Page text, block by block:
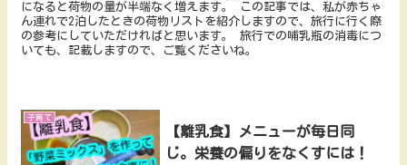
になると荷物の量が半端なく増えます。 この記事では、私が赤ちゃ
ん連れで2泊したときの荷物リストを紹介しますので、旅行に行く際
の参考にしていただければと思います。 旅行での哺乳瓶の消毒につ
いても、記載しますので、ご覧くださいね。
子育て
【離乳食】メニューが毎日同
じ。栄養の偏りをなくすには！